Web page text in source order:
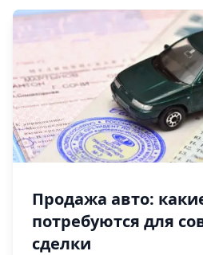
Продажа авто:
потребуются для
сделки